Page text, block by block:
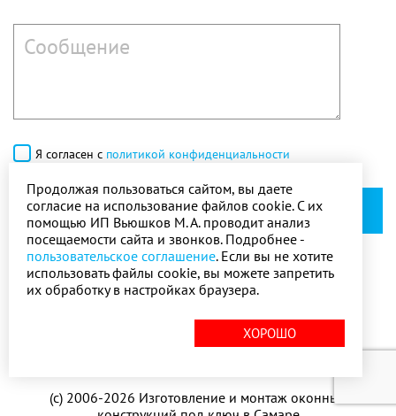
Я согласен с политикой конфиденциальности
ОТПРАВИТЬ
(с) 2006-2026 Изготовление и монтаж оконных
Продолжая пользоваться сайтом, вы даете
согласие на использование файлов cookie. С их
помощью ИП Вьюшков М. А. проводит анализ
посещаемости сайта и звонков. Подробнее -
пользовательское соглашение. Если вы не хотите
использовать файлы cookie, вы можете запретить
их обработку в настройках браузера.
ХОРОШО